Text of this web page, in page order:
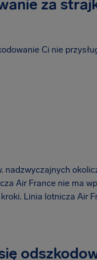
za
Ci nie
nadzwyczajnych
Air France nie ma
Linia lotnicza Air